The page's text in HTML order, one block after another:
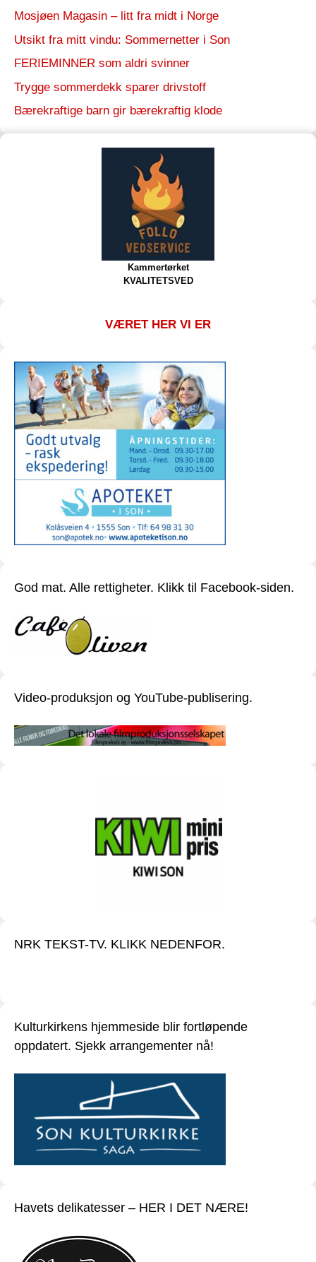
Mosjøen Magasin – litt fra midt i Norge
Utsikt fra mitt vindu: Sommernetter i Son
FERIEMINNER som aldri svinner
Trygge sommerdekk sparer drivstoff
Bærekraftige barn gir bærekraftig klode
Kammertørket
KVALITETSVED
VÆRET HER VI ER
God mat. Alle rettigheter. Klikk til Facebook-siden.
Video-produksjon og YouTube-publisering.
NRK TEKST-TV. KLIKK NEDENFOR.
Kulturkirkens hjemmeside blir fortløpende
oppdatert. Sjekk arrangementer nå!
Havets delikatesser – HER I DET NÆRE!